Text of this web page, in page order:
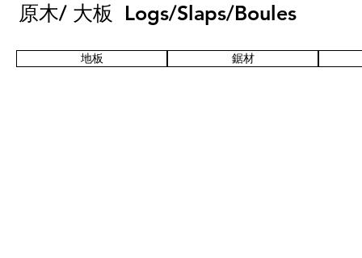
原木/ 大板 Logs/Slaps/Boules
地板 鋸材